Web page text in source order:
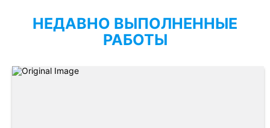
НЕДАВНО ВЫПОЛНЕННЫЕ
РАБОТЫ